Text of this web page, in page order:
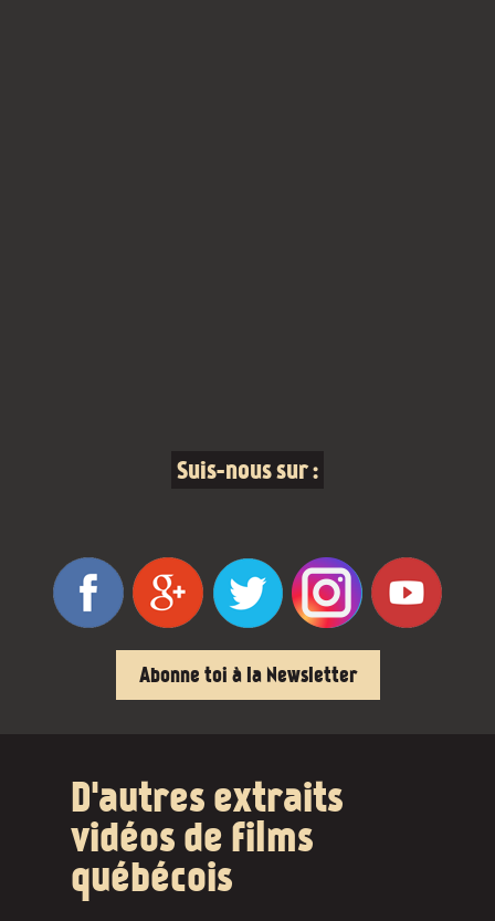
Suis-nous sur :
Abonne toi à la Newsletter
D'autres extraits
vidéos de films
québécois